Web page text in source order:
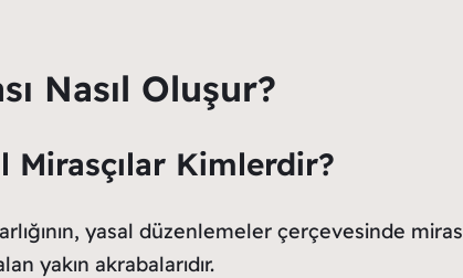
Nasıl Oluşur?
Mirasçılar Kimlerdir?
yasal düzenlemeler çerçevesinde
yakın akrabalarıdır.